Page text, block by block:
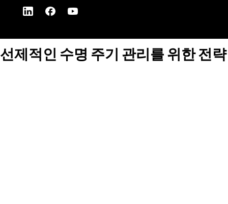
선제적인 수명 주기 관리를 위한 전략